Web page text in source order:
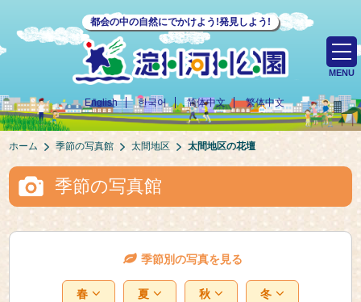
都会の中の自然にでかけよう!発見しよう!
English 한국어 简体中文 繁体中文
MENU
ホーム 季節の写真館 太間地区 太間地区の花壇
季節の写真館
季節別の写真を見る
春 夏 秋 冬